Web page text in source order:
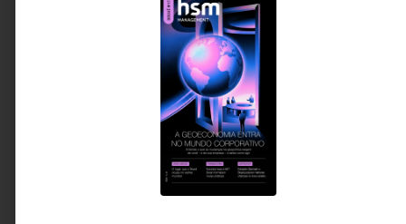
podar as que já não servem e sustentar com clareza as
Onde há espaço para aprender, e para desaprender, há
espaço para o que ainda não imaginamos.